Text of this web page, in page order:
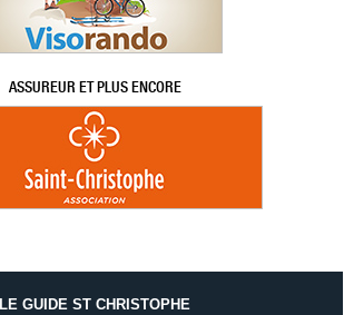
ASSUREUR ET PLUS ENCORE
LE GUIDE ST CHRISTOPHE